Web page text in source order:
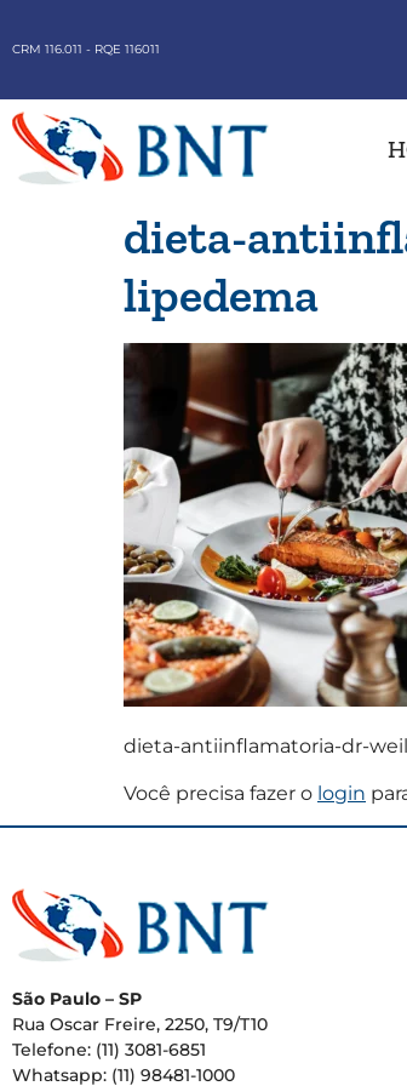
CRM 116.011 - RQE 116011
dieta-
lipedema
dieta-antiinflamatoria-dr-
Você precisa fazer o login
São Paulo – SP
Rua Oscar Freire, 2250, T9/T10
Telefone: (11) 3081-6851
Whatsapp: (11) 98481-1000